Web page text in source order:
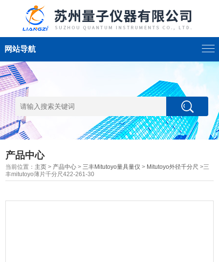
网站导航
产品中心
当前位置： 主页 > 产品中心 >三丰Mitutoyo量具量仪 > Mitutoyo外径千分尺 >三
丰mitutoyo薄片千分尺422-261-30